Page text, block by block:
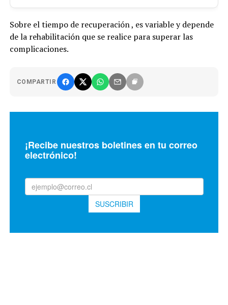
Sobre el tiempo de recuperación , es variable y depende
de la rehabilitación que se realice para superar las
complicaciones.
COMPARTIR